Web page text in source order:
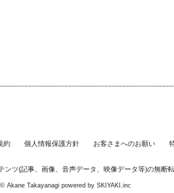
約 個人情報保護方針 お客さまへのお願い
ンツ(記事、画像、音声データ、映像データ等)の無断転
© Akane Takayanagi powered by SKIYAKI.inc